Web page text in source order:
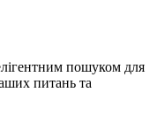
пошуком для
питань та